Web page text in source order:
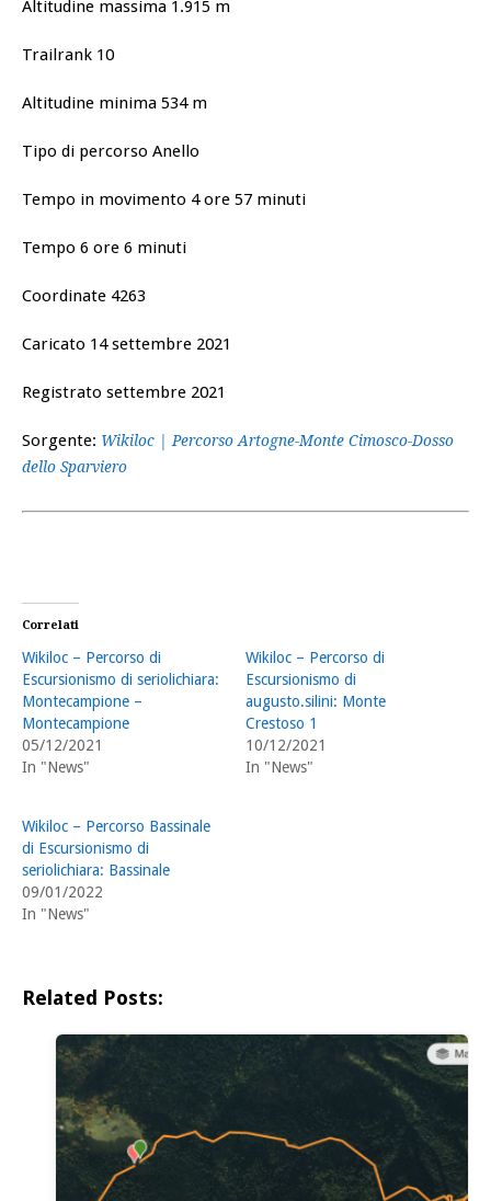
Altitudine massima 1.915 m
Trailrank 10
Altitudine minima 534 m
Tipo di percorso Anello
Tempo in movimento 4 ore 57 minuti
Tempo 6 ore 6 minuti
Coordinate 4263
Caricato 14 settembre 2021
Registrato settembre 2021
Sorgente: Wikiloc | Percorso Artogne-Monte Cimosco-Dosso
dello Sparviero
Correlati
Wikiloc – Percorso di
Escursionismo di seriolichiara:
Montecampione –
Montecampione
05/12/2021
In "News"
Wikiloc – Percorso di
Escursionismo di
augusto.silini: Monte
Crestoso 1
10/12/2021
In "News"
Wikiloc – Percorso Bassinale
di Escursionismo di
seriolichiara: Bassinale
09/01/2022
In "News"
Related Posts: